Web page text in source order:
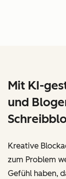
Mit KI-
und
Kreative
zum Problem
Gefühl haben,